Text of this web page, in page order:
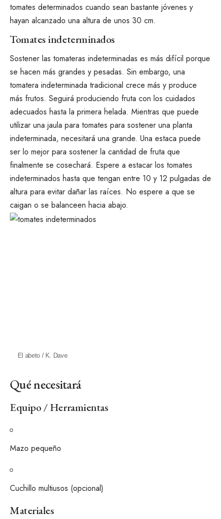
tomates determinados cuando sean bastante jóvenes y
hayan alcanzado una altura de unos 30 cm.
Tomates indeterminados
Sostener las tomateras indeterminadas es más difícil porque
se hacen más grandes y pesadas. Sin embargo, una
tomatera indeterminada tradicional crece más y produce
más frutos. Seguirá produciendo fruta con los cuidados
adecuados hasta la primera helada. Mientras que puede
utilizar una jaula para tomates para sostener una planta
indeterminada, necesitará una grande. Una estaca puede
ser lo mejor para sostener la cantidad de fruta que
finalmente se cosechará. Espere a estacar los tomates
indeterminados hasta que tengan entre 10 y 12 pulgadas de
altura para evitar dañar las raíces. No espere a que se
caigan o se balanceen hacia abajo.
El abeto / K. Dave
Qué necesitará
Equipo / Herramientas
Mazo pequeño
Cuchillo multiusos (opcional)
Materiales